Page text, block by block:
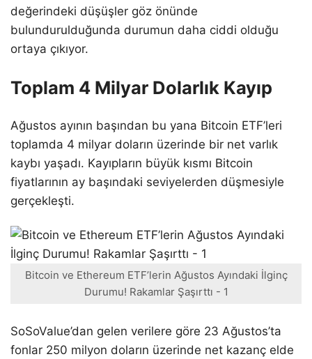
değerindeki düşüşler göz önünde
bulundurulduğunda durumun daha ciddi olduğu
ortaya çıkıyor.
Toplam 4 Milyar Dolarlık Kayıp
Ağustos ayının başından bu yana Bitcoin ETF’leri
toplamda 4 milyar doların üzerinde bir net varlık
kaybı yaşadı. Kayıpların büyük kısmı Bitcoin
fiyatlarının ay başındaki seviyelerden düşmesiyle
gerçekleşti.
Bitcoin ve Ethereum ETF’lerin Ağustos Ayındaki İlginç
Durumu! Rakamlar Şaşırttı - 1
SoSoValue’dan gelen verilere göre 23 Ağustos’ta
fonlar 250 milyon doların üzerinde net kazanç elde